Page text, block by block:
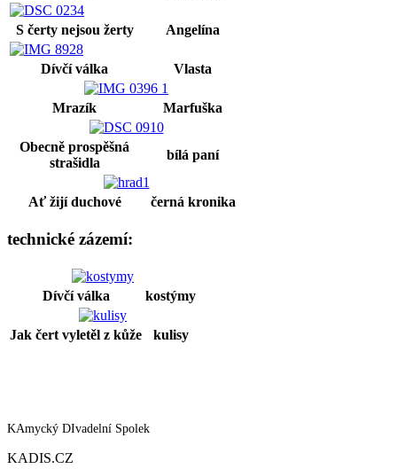
S čerty nejsou žerty Angelína
Dívčí válka Vlasta
Mrazík Marfuška
Obecně prospěšná
strašidla
bílá paní
Ať žijí duchové černá kronika
technické zázemí:
Dívčí válka kostýmy
Jak čert vyletěl z kůže kulisy
KAmycký DIvadelní Spolek
KADIS.CZ